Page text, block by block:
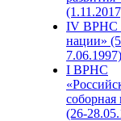
IV ВРНС
нации»
7.06.1997)
I ВРНС
(26-